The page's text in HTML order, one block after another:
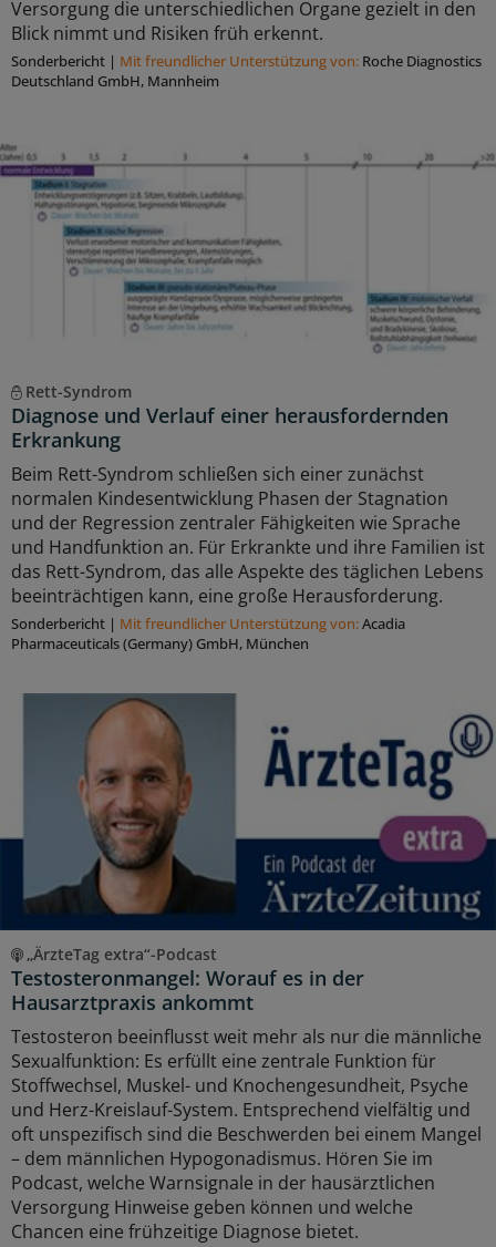
Versorgung die unterschiedlichen Organe gezielt in den
Blick nimmt und Risiken früh erkennt.
Sonderbericht | Mit freundlicher Unterstützung von: Roche Diagnostics
Deutschland GmbH, Mannheim
Rett-Syndrom
Diagnose und Verlauf einer herausfordernden
Erkrankung
Beim Rett-Syndrom schließen sich einer zunächst
normalen Kindesentwicklung Phasen der Stagnation
und der Regression zentraler Fähigkeiten wie Sprache
und Handfunktion an. Für Erkrankte und ihre Familien ist
das Rett-Syndrom, das alle Aspekte des täglichen Lebens
beeinträchtigen kann, eine große Herausforderung.
Sonderbericht | Mit freundlicher Unterstützung von:Acadia
Pharmaceuticals (Germany) GmbH, München
„ÄrzteTag extra“-Podcast
Testosteronmangel: Worauf es in der
Hausarztpraxis ankommt
Testosteron beeinflusst weit mehr als nur die männliche
Sexualfunktion: Es erfüllt eine zentrale Funktion für
Stoffwechsel, Muskel- und Knochengesundheit, Psyche
und Herz-Kreislauf-System. Entsprechend vielfältig und
oft unspezifisch sind die Beschwerden bei einem Mangel
– dem männlichen Hypogonadismus. Hören Sie im
Podcast, welche Warnsignale in der hausärztlichen
Versorgung Hinweise geben können und welche
Chancen eine frühzeitige Diagnose bietet.